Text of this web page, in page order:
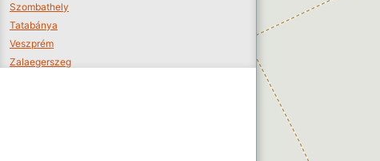
Szombathely
Tatabánya
Veszprém
Zalaegerszeg